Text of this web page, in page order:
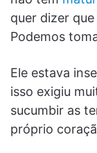
quer dizer
Podemos
Ele estava
isso exigiu
sucumbir as
próprio